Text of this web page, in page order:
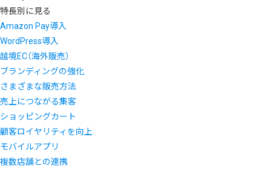
特長別に見る
Amazon Pay導入
WordPress導入
越境EC（海外販売）
ブランディングの強化
さまざまな販売方法
売上につながる集客
ショッピングカート
顧客ロイヤリティを向上
モバイルアプリ
複数店舗との連携